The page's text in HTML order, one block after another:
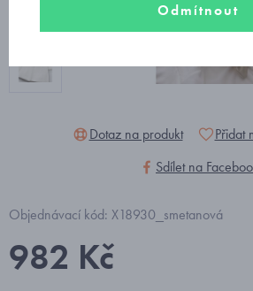
Dotaz na produkt
Přidat
Sdílet na
Objednávací kód: X18930_smetanová
982 Kč
Odmítnout